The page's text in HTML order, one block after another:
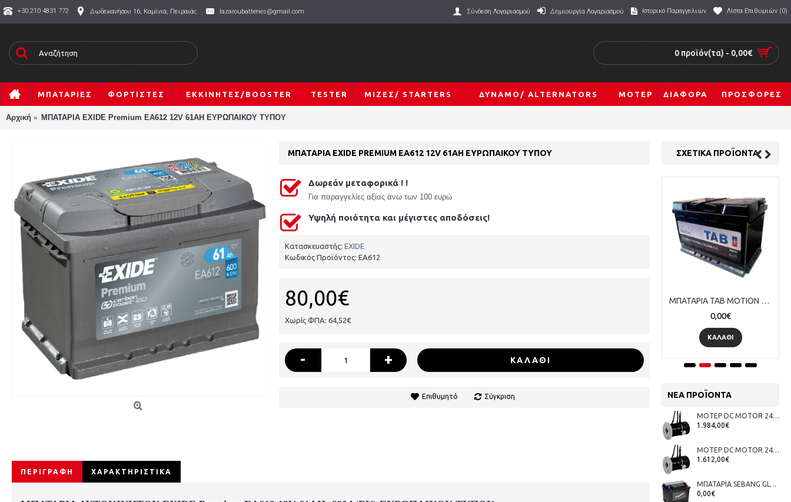
+30.210 4831 772 Δωδεκανήσου 16, Καμίνια, Πειραιάς. lazaroubatteries@gmail.com Σύνδεση Λογαριασμού Δημιουργία Λογαριασμού Ιστορικό Παραγγελιών Λίστα Επιθυμιών (0)
0 προϊόν(τα) - 0,00€
ΜΠΑΤΑΡΙΕΣ ΦΟΡΤΙΣΤΕΣ ΕΚΚΙΝΗΤΕΣ/BOOSTER TESTER ΜΙΖΕΣ/ STARTERS ΔΥΝΑΜΟ/ ALTERNATORS ΜΟΤΕΡ ΔΙΑΦΟΡΑ ΠΡΟΣΦΟΡΕΣ
Αρχική ΜΠΑΤΑΡΙΑ EXIDE Premium EA612 12V 61AH ΕΥΡΩΠΑΙΚΟΥ ΤΥΠΟΥ
ΣΧΕΤΙΚΑ ΠΡΟΪΟΝΤΑ
ΜΠΑΤΑΡΙΑ TAB MOTION TUBULAR 55T 12V 65Ah
0,00€
ΚΑΛΑΘΙ
ΝΈΑ ΠΡΟΪΌΝΤΑ
ΜΟΤΕΡ DC MOTOR 24V 8KW 5000RPM BOWTHRUSTER
1.984,00€
ΜΟΤΕΡ DC MOTOR 24V 6KW 5000RPM BOWTHRUSTER
1.612,00€
ΜΠΑΤΑΡΙΑ SEBANG GLOBAL 56219 12V 62AH 510A KOREA
0,00€
ΜΠΑΤΑΡΙΑ EXIDE PREMIUM EA612 12V 61AH ΕΥΡΩΠΑΙΚΟΥ ΤΥΠΟΥ
Δωρεάν μεταφορικά ! !
Για παραγγελίες αξίας άνω των 100 ευρώ
Υψηλή ποιότητα και μέγιστες αποδόσεις!
Κατασκευαστής: EXIDE
Κωδικός Προϊόντος: EA612
80,00€
Χωρίς ΦΠΑ: 64,52€
- + ΚΑΛΑΘΙ
Επιθυμητό Σύγκριση
ΠΕΡΙΓΡΑΦΗ ΧΑΡΑΚΤΗΡΙΣΤΙΚΑ